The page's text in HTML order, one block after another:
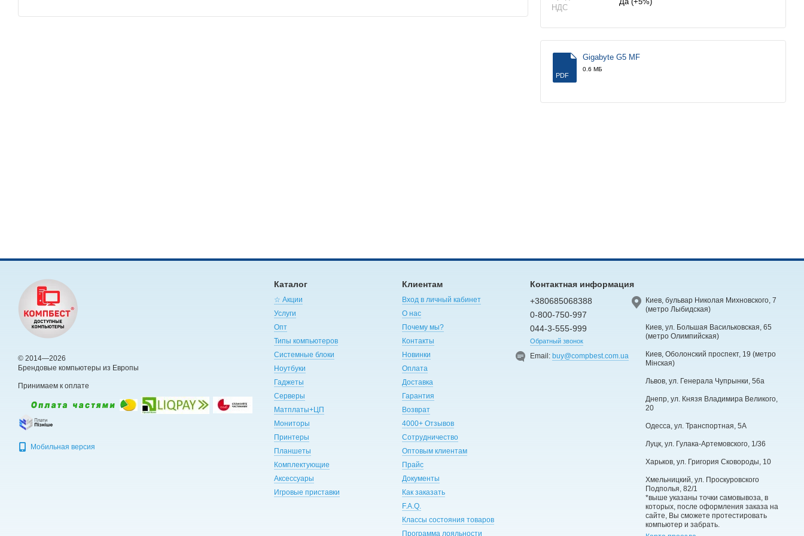
НДС
PDF
Gigabyte G5 MF
0.6 МБ
© 2014—2026
Брендовые компьютеры из Европы
Принимаем к оплате
Мобильная версия
Каталог
☆ Акции
Услуги
Опт
Типы компьютеров
Системные блоки
Ноутбуки
Гаджеты
Серверы
Матплаты+ЦП
Мониторы
Принтеры
Планшеты
Комплектующие
Аксессуары
Игровые приставки
Клиентам
Вход в личный кабинет
О нас
Почему мы?
Контакты
Новинки
Оплата
Доставка
Гарантия
Возврат
4000+ Отзывов
Сотрудничество
Оптовым клиентам
Прайс
Документы
Как заказать
F.A.Q.
Классы состояния товаров
Программа лояльности
Контактная информация
+380685068388
0-800-750-997
044-3-555-999
Обратный звонок
Email:buy@compbest.com.ua
Киев, бульвар Николая Михновского, 7
(метро Лыбидская)
Киев, ул. Большая Васильковская, 65
(метро Олимпийская)
Киев, Оболонский проспект, 19 (метро
Мінская)
Львов, ул. Генерала Чупрынки, 56а
Днепр, ул. Князя Владимира Великого,
20
Одесса, ул. Транспортная, 5А
Луцк, ул. Гулака-Артемовского, 1/36
Харьков, ул. Григория Сковороды, 10
Хмельницкий, ул. Проскуровского
Подполья, 82/1
*выше указаны точки самовывоза, в
которых, после оформления заказа на
сайте, Вы сможете протестировать
компьютер и забрать.